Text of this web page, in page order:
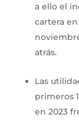
a ello el
cartera en
atrás.
Las
primeros
en 2023